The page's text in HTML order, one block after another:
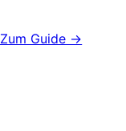
Zum Guide →